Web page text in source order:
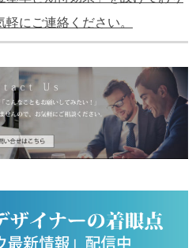
軽にご連絡ください。